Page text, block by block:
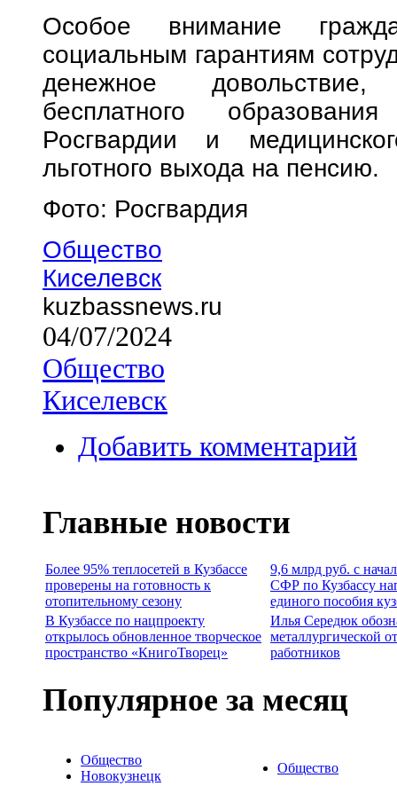
Особое внимание
социальным гарантиям
денежное
бесплатного
Росгвардии и
льготного выхода на пенсию.
Фото: Росгвардия
Общество
Киселевск
kuzbassnews.ru
04/07/2024
Общество
Киселевск
Добавить комментарий
Главные новости
Более 95% теплосетей в Кузбассе
проверены на готовность к
отопительному сезону
9,6 млрд руб. с
СФР по Кузбассу
единого пособия
В Кузбассе по нацпроекту
открылось обновленное творческое
пространство «КнигоТворец»
Илья Середюк
металлургической
работников
Популярное за месяц
Общество
Новокузнецк
Общество